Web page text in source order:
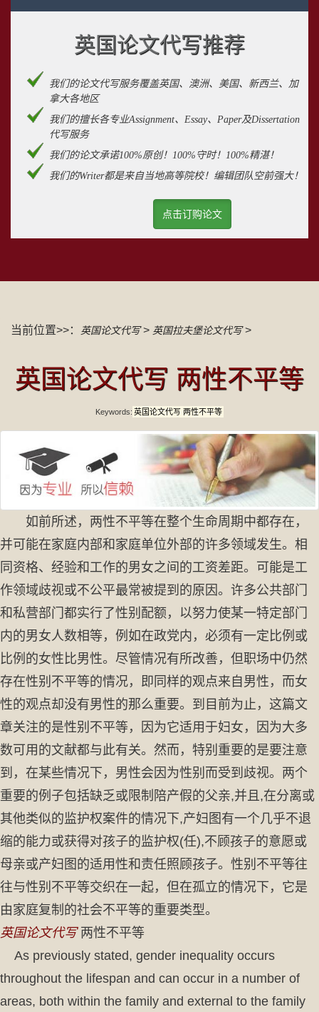
英国论文代写推荐
我们的论文代写服务覆盖英国、澳洲、美国、新西兰、加
拿大各地区
我们的擅长各专业Assignment、Essay、Paper及Dissertation
代写服务
我们的论文承诺100%原创！100%守时！100%精湛！
我们的Writer都是来自当地高等院校！编辑团队空前强大！
点击订购论文
当前位置>>： 英国论文代写> 英国拉夫堡论文代写>
英国论文代写 两性不平等
Keywords: 英国论文代写 两性不平等
如前所述，两性不平等在整个生命周期中都存在，
并可能在家庭内部和家庭单位外部的许多领域发生。相
同资格、经验和工作的男女之间的工资差距。可能是工
作领域歧视或不公平最常被提到的原因。许多公共部门
和私营部门都实行了性别配额，以努力使某一特定部门
内的男女人数相等，例如在政党内，必须有一定比例或
比例的女性比男性。尽管情况有所改善，但职场中仍然
存在性别不平等的情况，即同样的观点来自男性，而女
性的观点却没有男性的那么重要。到目前为止，这篇文
章关注的是性别不平等，因为它适用于妇女，因为大多
数可用的文献都与此有关。然而，特别重要的是要注意
到，在某些情况下，男性会因为性别而受到歧视。两个
重要的例子包括缺乏或限制陪产假的父亲,并且,在分离或
其他类似的监护权案件的情况下,产妇图有一个几乎不退
缩的能力或获得对孩子的监护权(任),不顾孩子的意愿或
母亲或产妇图的适用性和责任照顾孩子。性别不平等往
往与性别不平等交织在一起，但在孤立的情况下，它是
由家庭复制的社会不平等的重要类型。
英国论文代写两性不平等
As previously stated, gender inequality occurs
throughout the lifespan and can occur in a number of
areas, both within the family and external to the family